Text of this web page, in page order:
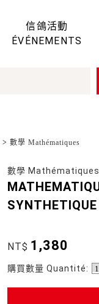
信鴿活動
ÉVÉNEMENTS
> 數學 Mathématiques
數學 Mathématiques
SYNTHETIQUE
NT$ 1,380
購買數量 Quantité: